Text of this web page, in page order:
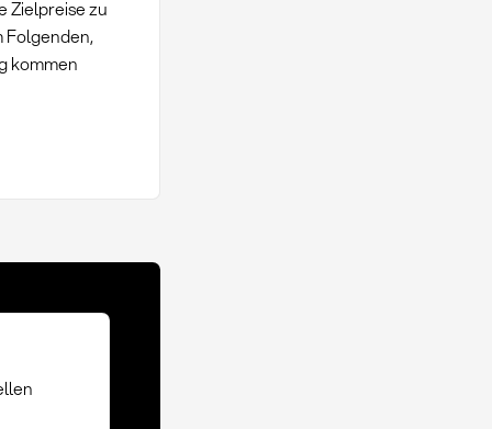
Zielpreise zu
Folgenden,
kommen